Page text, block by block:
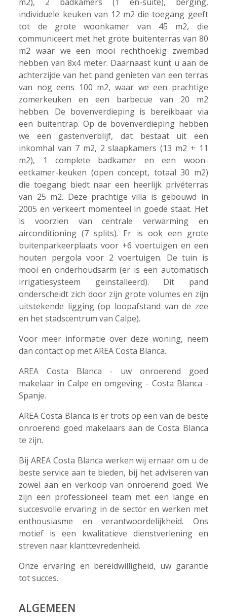
individuele keuken van 12 m2 die toegang geeft
tot de grote woonkamer van 45 m2, die
communiceert met het grote buitenterras van 80
m2 waar we een mooi rechthoekig zwembad
hebben van 8x4 meter. Daarnaast kunt u aan de
achterzijde van het pand genieten van een terras
van nog eens 100 m2, waar we een prachtige
zomerkeuken en een barbecue van 20 m2
hebben. De bovenverdieping is bereikbaar via
een buitentrap. Op de bovenverdieping hebben
we een gastenverblijf, dat bestaat uit een
inkomhal van 7 m2, 2 slaapkamers (13 m2 + 11
m2), 1 complete badkamer en een woon-
eetkamer-keuken (open concept, totaal 30 m2)
die toegang biedt naar een heerlijk privéterras
van 25 m2. Deze prachtige villa is gebouwd in
2005 en verkeert momenteel in goede staat. Het
is voorzien van centrale verwarming en
airconditioning (7 splits). Er is ook een grote
buitenparkeerplaats voor +6 voertuigen en een
houten pergola voor 2 voertuigen. De tuin is
mooi en onderhoudsarm (er is een automatisch
irrigatiesysteem geïnstalleerd). Dit pand
onderscheidt zich door zijn grote volumes en zijn
uitstekende ligging (op loopafstand van de zee
en het stadscentrum van Calpe).
Voor meer informatie over deze woning, neem
dan contact op met AREA Costa Blanca.
AREA Costa Blanca - uw onroerend goed
makelaar in Calpe en omgeving - Costa Blanca -
Spanje.
AREA Costa Blanca is er trots op een van de beste
onroerend goed makelaars aan de Costa Blanca
te zijn.
Bij AREA Costa Blanca werken wij ernaar om u de
beste service aan te bieden, bij het adviseren van
zowel aan en verkoop van onroerend goed. We
zijn een professioneel team met een lange en
succesvolle ervaring in de sector en werken met
enthousiasme en verantwoordelijkheid. Ons
motief is een kwalitatieve dienstverlening en
streven naar klanttevredenheid.
Onze ervaring en bereidwilligheid, uw garantie
tot succes.
ALGEMEEN